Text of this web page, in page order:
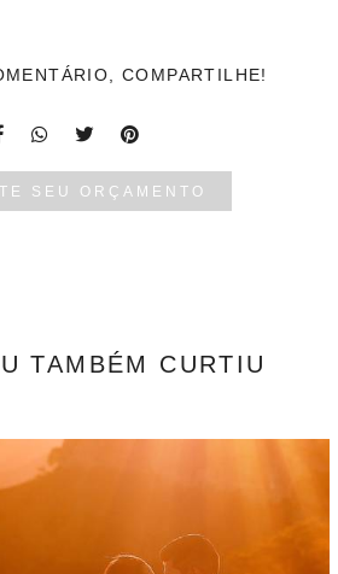
COMPARTILHE!
SEU ORÇAMENTO
TAMBÉM CURTIU